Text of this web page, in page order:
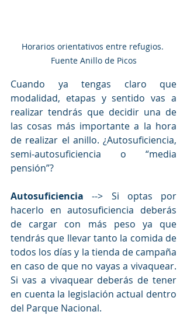
Horarios orientativos entre refugios.
Fuente Anillo de Picos
Cuando ya tengas claro que
modalidad, etapas y sentido vas a
realizar tendrás que decidir una de
las cosas más importante a la hora
de realizar el anillo. ¿Autosuficiencia,
semi-autosuficiencia o “media
pensión”?
Autosuficiencia --> Si optas por
hacerlo en autosuficiencia deberás
de cargar con más peso ya que
tendrás que llevar tanto la comida de
todos los días y la tienda de campaña
en caso de que no vayas a vivaquear.
Si vas a vivaquear deberás de tener
en cuenta la legislación actual dentro
del Parque Nacional.